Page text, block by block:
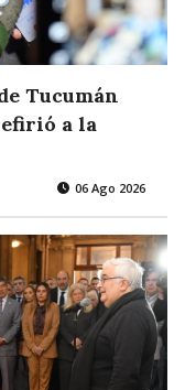
Tucumán
a la
06 Ago 2026